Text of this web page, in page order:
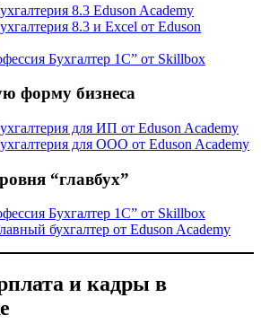
8.3 Eduson Academy
8.3 и Excel от Eduson
Бухгалтер 1С” от Skillbox
форму бизнеса
для ИП от Eduson Academy
для ООО от Eduson Academy
“главбух”
Бухгалтер 1С” от Skillbox
бухгалтер от Eduson Academy
и кадры в